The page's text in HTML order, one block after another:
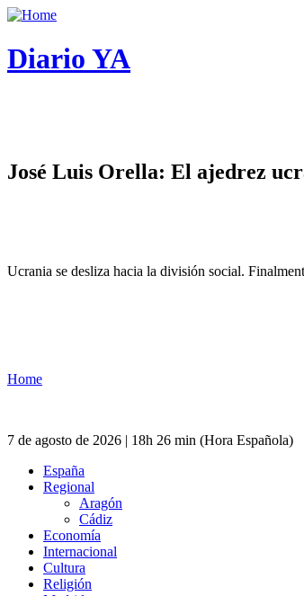
Diario YA
José Luis Orella: El ajedrez
Ucrania se desliza hacia la división social.
Home
7 de agosto de 2026 | 18h 26 min (Hora Española)
España
Regional
Aragón
Cádiz
Economía
Internacional
Cultura
Religión